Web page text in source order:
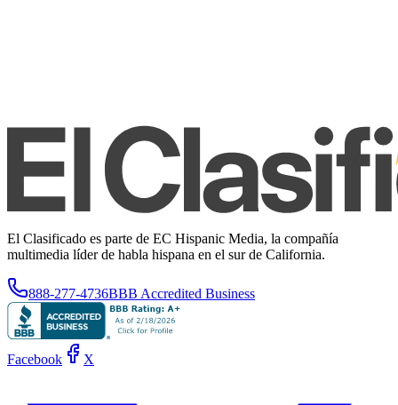
El Clasificado es parte de EC Hispanic Media, la compañía
multimedia líder de habla hispana en el sur de California.
888-277-4736BBB Accredited Business
Facebook X